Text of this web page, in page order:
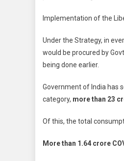
Implementation of the
Under the Strategy, in
would be procured by
being done earlier.
Government of India has
category, more than 23
Of this, the total
More than 1.64 crore